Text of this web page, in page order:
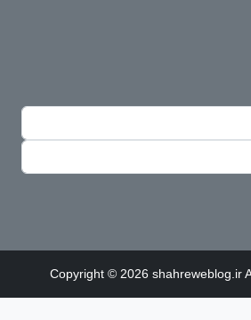
Copyright © 2026 shahreweblog.ir